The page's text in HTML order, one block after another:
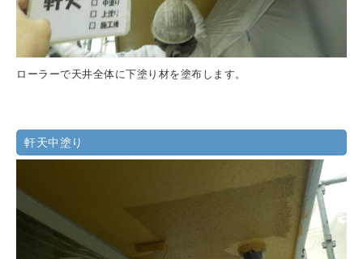
ローラーで天井全体に下塗り材を塗布します。
軒天中塗り